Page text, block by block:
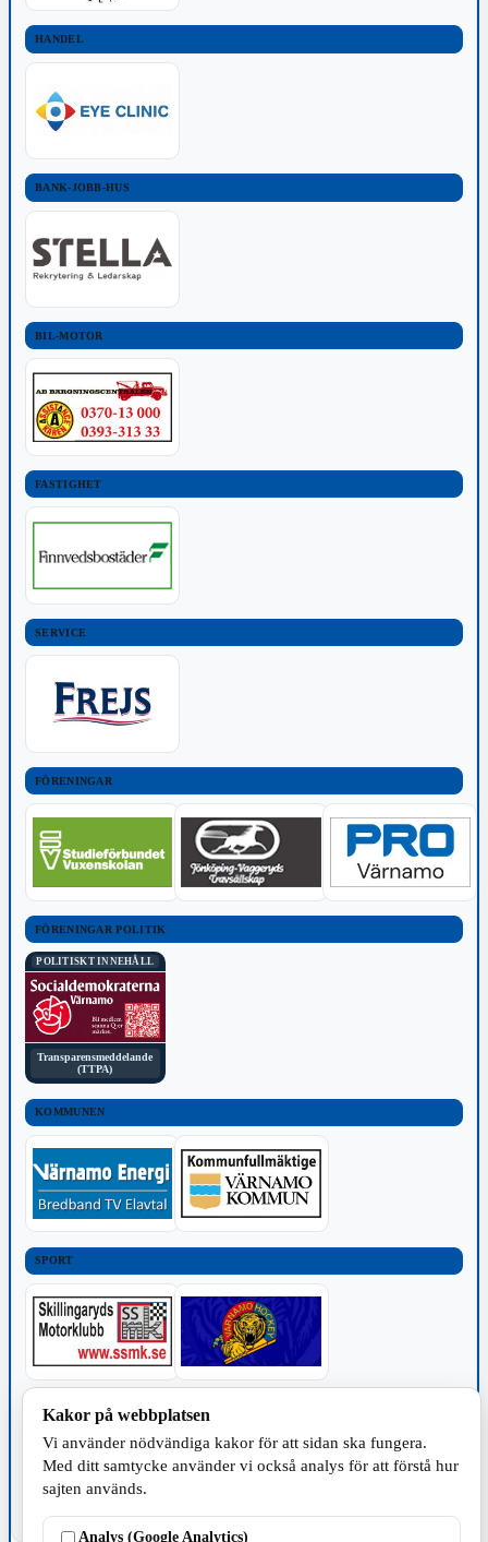
HANDEL
BANK-JOBB-HUS
BIL-MOTOR
FASTIGHET
SERVICE
FÖRENINGAR
FÖRENINGAR POLITIK
POLITISKT INNEHÅLL
Transparensmeddelande
(TTPA)
KOMMUNEN
SPORT
TILLVERKNING
Kakor på webbplatsen
Vi använder nödvändiga kakor för att sidan ska fungera.
Med ditt samtycke använder vi också analys för att förstå hur
sajten används.
Analys (Google Analytics)